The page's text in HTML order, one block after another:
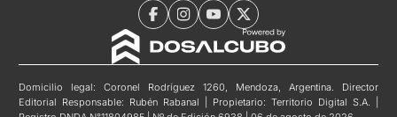
Domicilio legal: Coronel Rodríguez 1260, Mendoza, Argentina. Director
Editorial Responsable: Rubén Rabanal | Propietario: Territorio Digital S.A. |